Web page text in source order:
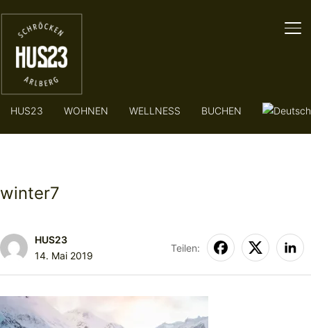
HUS23 WOHNEN WELLNESS BUCHEN
winter7
HUS23
14. Mai 2019
Teilen: